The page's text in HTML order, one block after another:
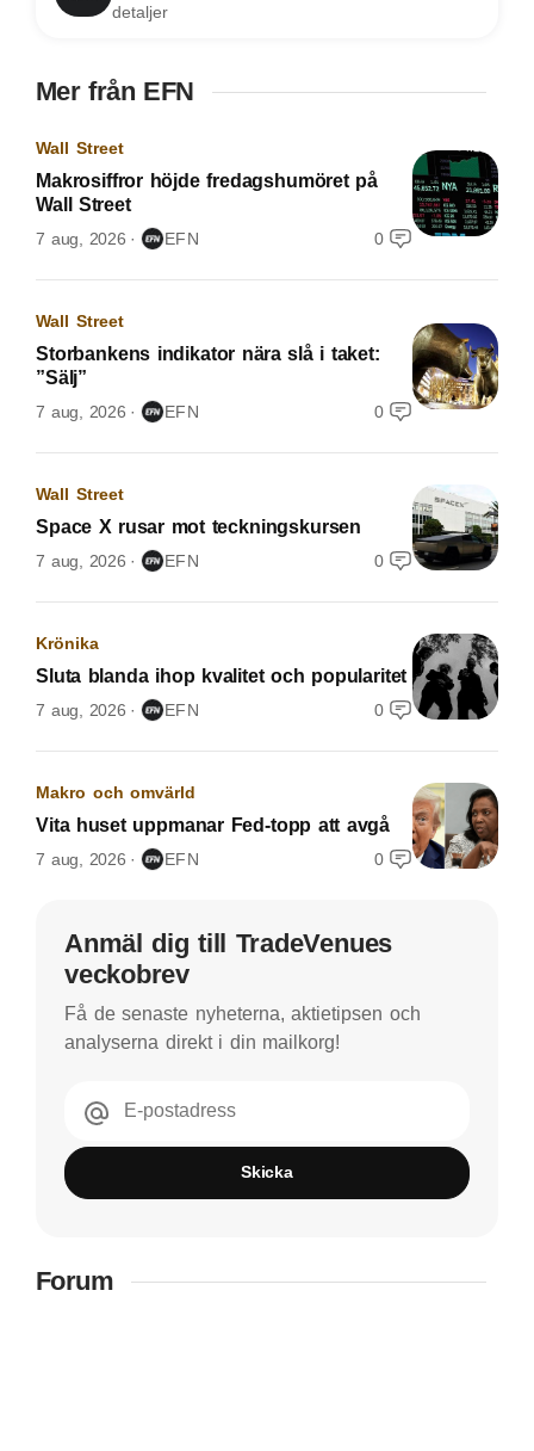
detaljer
Mer från EFN
Wall Street
Makrosiffror höjde fredagshumöret på
Wall Street
7 aug, 2026 EFN 0
Wall Street
Storbankens indikator nära slå i taket:
”Sälj”
7 aug, 2026 EFN 0
Wall Street
Space X rusar mot teckningskursen
7 aug, 2026 EFN 0
Krönika
Sluta blanda ihop kvalitet och popularitet
7 aug, 2026 EFN 0
Makro och omvärld
Vita huset uppmanar Fed-topp att avgå
7 aug, 2026 EFN 0
Anmäl dig till TradeVenues
veckobrev
Få de senaste nyheterna, aktietipsen och
analyserna direkt i din mailkorg!
E-postadress
Skicka
Forum